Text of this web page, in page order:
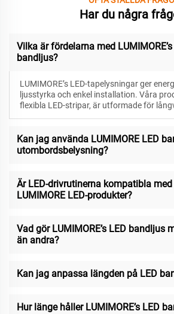
Har du några
Vilka är fördelarna med LUMIMORE’s
bandljus?
LUMIMORE’s LED-tapelysningar ger
ljusstyrka och enkel installation. Våra
flexibla LED-stripar, är utformade för
Kan jag använda LUMIMORE LED
utombordsbelysning?
Är LED-drivrutinerna kompatibla
LUMIMORE LED-produkter?
Vad gör LUMIMORE’s LED bandljus
än andra?
Kan jag anpassa längden på LED
Hur länge håller LUMIMORE’s LED